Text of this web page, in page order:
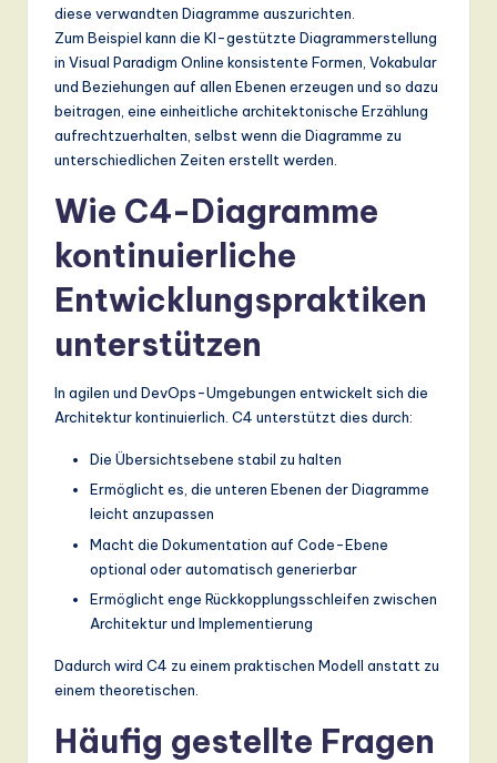
diese verwandten Diagramme auszurichten.
Zum Beispiel kann die KI-gestützte Diagrammerstellung
in Visual Paradigm Online konsistente Formen, Vokabular
und Beziehungen auf allen Ebenen erzeugen und so dazu
beitragen, eine einheitliche architektonische Erzählung
aufrechtzuerhalten, selbst wenn die Diagramme zu
unterschiedlichen Zeiten erstellt werden.
Wie C4-Diagramme
kontinuierliche
Entwicklungspraktiken
unterstützen
In agilen und DevOps-Umgebungen entwickelt sich die
Architektur kontinuierlich. C4 unterstützt dies durch:
Die Übersichtsebene stabil zu halten
Ermöglicht es, die unteren Ebenen der Diagramme
leicht anzupassen
Macht die Dokumentation auf Code-Ebene
optional oder automatisch generierbar
Ermöglicht enge Rückkopplungsschleifen zwischen
Architektur und Implementierung
Dadurch wird C4 zu einem praktischen Modell anstatt zu
einem theoretischen.
Häufig gestellte Fragen